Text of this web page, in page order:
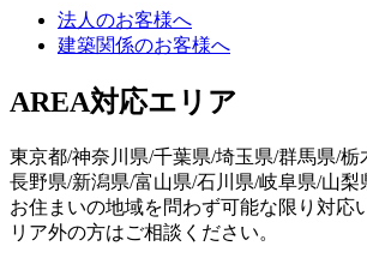
法人のお客様へ
建築関係のお客様へ
AREA対応エリア
東京都/神奈川県/千葉県/埼玉県/群馬県/栃
長野県/新潟県/富山県/石川県/岐阜県/山梨
お住まいの地域を問わず可能な限り対応
リア外の方はご相談ください。